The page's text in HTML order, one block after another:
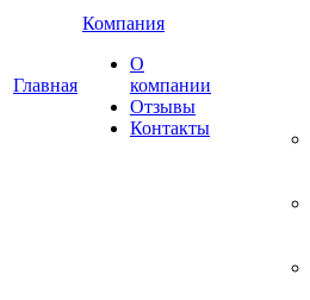
Главная
Компания
О
компании
Отзывы
Контакты